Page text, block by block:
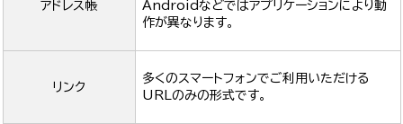
アドレス帳
Androidなどではアプリケーションにより動
作が異なります。
リンク
多くのスマートフォンでご利用いただける
URLのみの形式です。